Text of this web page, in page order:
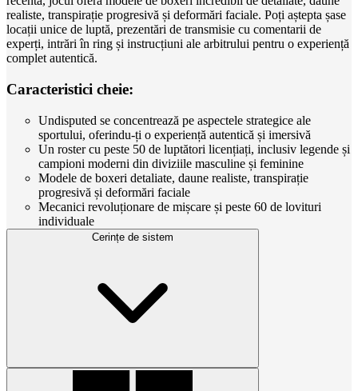
realiste, transpirație progresivă și deformări faciale. Poți aștepta șase
locații unice de luptă, prezentări de transmisie cu comentarii de
experți, intrări în ring și instrucțiuni ale arbitrului pentru o experiență
complet autentică.
Caracteristici cheie:
Undisputed se concentrează pe aspectele strategice ale
sportului, oferindu-ți o experiență autentică și imersivă
Un roster cu peste 50 de luptători licențiați, inclusiv legende și
campioni moderni din diviziile masculine și feminine
Modele de boxeri detaliate, daune realiste, transpirație
progresivă și deformări faciale
Mecanici revoluționare de mișcare și peste 60 de lovituri
individuale
Cerințe de sistem